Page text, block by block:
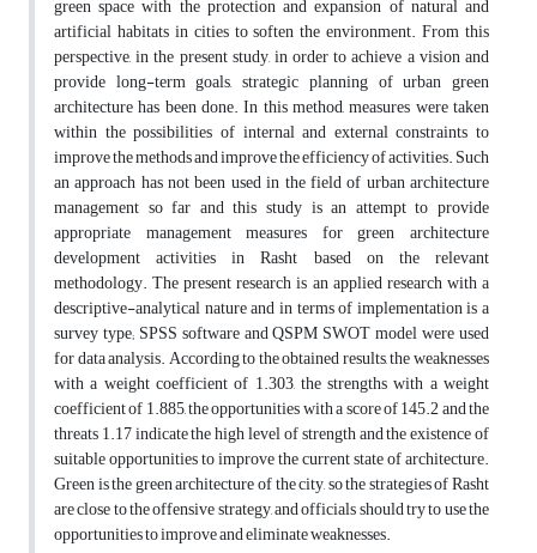
green space with the protection and expansion of natural and
artificial habitats in cities to soften the environment. From this
perspective, in the present study, in order to achieve a vision and
provide long-term goals, strategic planning of urban green
architecture has been done. In this method, measures were taken
within the possibilities of internal and external constraints to
improve the methods and improve the efficiency of activities. Such
an approach has not been used in the field of urban architecture
management so far and this study is an attempt to provide
appropriate management measures for green architecture
development activities in Rasht based on the relevant
methodology. The present research is an applied research with a
descriptive-analytical nature and in terms of implementation is a
survey type; SPSS software and QSPM SWOT model were used
for data analysis. According to the obtained results, the weaknesses
with a weight coefficient of 1.303, the strengths with a weight
coefficient of 1.885, the opportunities with a score of 145.2 and the
threats 1.17 indicate the high level of strength and the existence of
suitable opportunities to improve the current state of architecture.
Green is the green architecture of the city, so the strategies of Rasht
are close to the offensive strategy, and officials should try to use the
opportunities to improve and eliminate weaknesses.